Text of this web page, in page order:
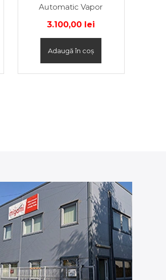
Automatic Vapor
3.100,00 lei
Adaugă în coș